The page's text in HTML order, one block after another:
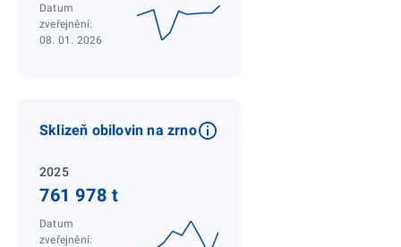
Datum
zveřejnění:
08. 01. 2026
Sklizeň obilovin na zrno
2025
761 978 t
Datum
zveřejnění: